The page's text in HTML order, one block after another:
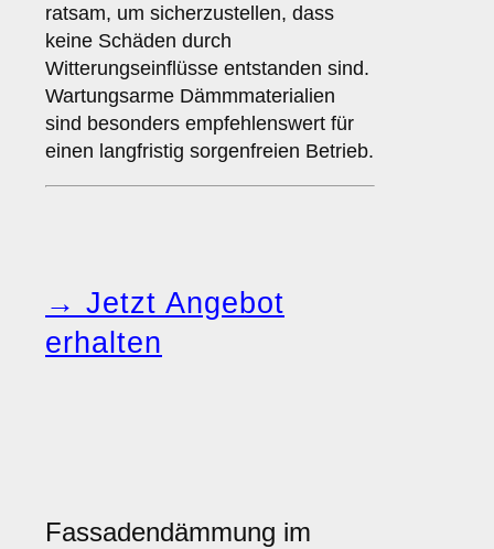
ratsam, um sicherzustellen, dass
keine Schäden durch
Witterungseinflüsse entstanden sind.
Wartungsarme Dämmmaterialien
sind besonders empfehlenswert für
einen langfristig sorgenfreien Betrieb.
→ Jetzt Angebot
erhalten
Fassadendämmung im